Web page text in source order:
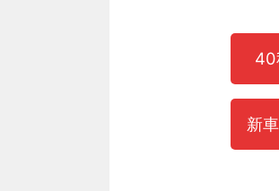
40
新